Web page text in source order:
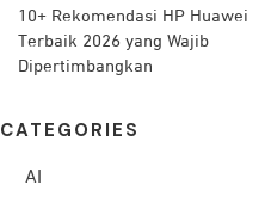
10+ Rekomendasi HP Huawei
Terbaik 2026 yang Wajib
Dipertimbangkan
CATEG ORIES
AI